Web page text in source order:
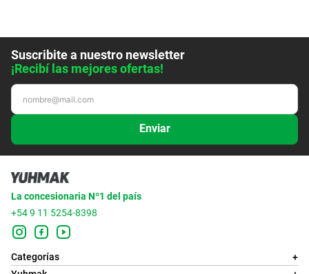
Suscribite a nuestro newsletter
¡Recibí las mejores ofertas!
Enviar
La concesionaria Nº1 del país
+54 9 11 5254-8398
Categorías
+